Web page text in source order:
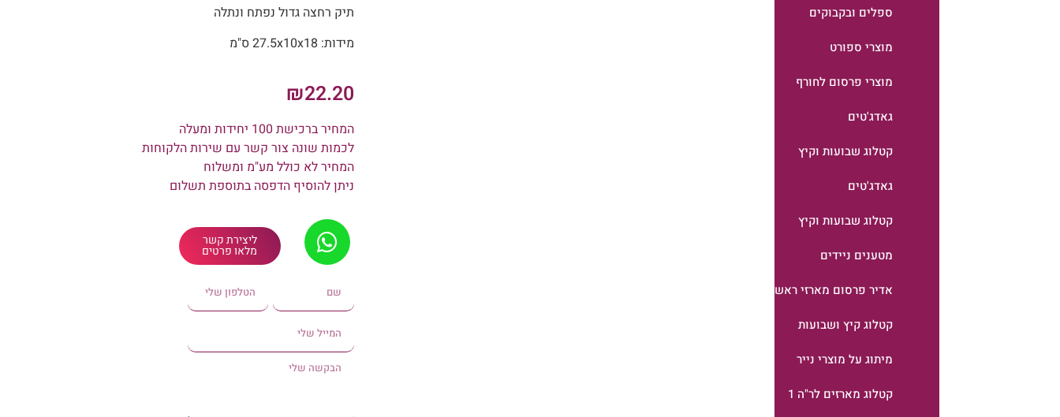
ספלים ובקבוקים
מוצרי ספורט
מוצרי פרסום לחורף
גאדג'טים
קטלוג שבועות וקיץ
גאדג'טים
קטלוג שבועות וקיץ
מטענים ניידים
אדיר פרסום מארזי ראש השנה
קטלוג קיץ ושבועות
מיתוג על מוצרי נייר
קטלוג מארזים לר"ה 1
תיק רחצה גדול נפתח ונתלה
מידות: 27.5x10x18 ס"מ
₪22.20
המחיר ברכישת 100 יחידות ומעלה
לכמות שונה צור קשר עם שירות הלקוחות
המחיר לא כולל מע"מ ומשלוח
ניתן להוסיף הדפסה בתוספת תשלום
ליצירת קשר
מלאו פרטים